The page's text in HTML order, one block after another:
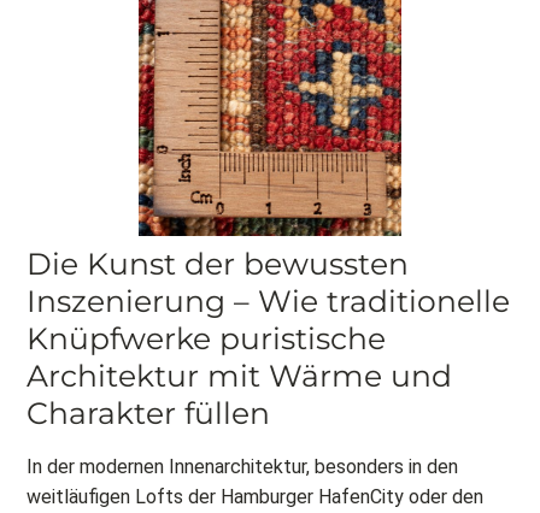
Die Kunst der bewussten
Inszenierung – Wie traditionelle
Knüpfwerke puristische
Architektur mit Wärme und
Charakter füllen
In der modernen Innenarchitektur, besonders in den
weitläufigen Lofts der Hamburger HafenCity oder den